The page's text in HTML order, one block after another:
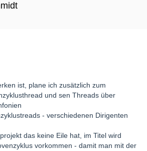
ist, plane ich zusätzlich zum
und sen Threads über
- verschiedenen Dirigenten
das keine Eile hat, im Titel wird
vorkommen - damit man mit der